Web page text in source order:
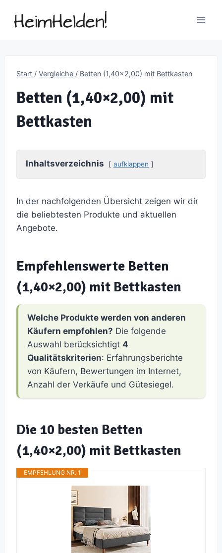
Inhalt
Start / Vergleiche / Betten (1,40×2,00) mit Bettkasten
Betten (1,40×2,00) mit
Bettkasten
Inhaltsverzeichnis aufklappen
In der nachfolgenden Übersicht zeigen wir dir
die beliebtesten Produkte und aktuellen
Angebote.
Empfehlenswerte Betten
(1,40×2,00) mit Bettkasten
Welche Produkte werden von anderen
Käufern empfohlen? Die folgende
Auswahl berücksichtigt 4
Qualitätskriterien: Erfahrungsberichte
von Käufern, Bewertungen im Internet,
Anzahl der Verkäufe und Gütesiegel.
Die 10 besten Betten
(1,40×2,00) mit Bettkasten
EMPFEHLUNG NR. 1